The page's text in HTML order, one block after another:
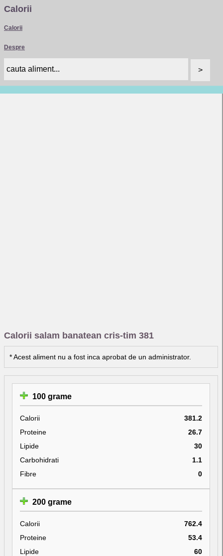
Calorii
Calorii
Despre
Calorii salam banatean cris-tim 381
* Acest aliment nu a fost inca aprobat de un administrator.
100 grame
Calorii
381.2
Proteine
26.7
Lipide
30
Carbohidrati
1.1
Fibre
0
200 grame
Calorii
762.4
Proteine
53.4
Lipide
60